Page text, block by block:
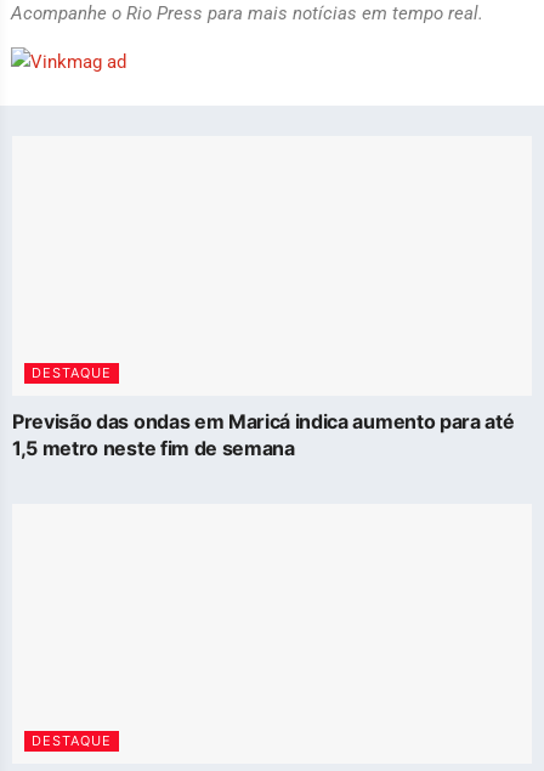
Acompanhe o Rio Press para mais notícias em tempo real.
DESTAQUE
Previsão das ondas em Maricá indica aumento para até
1,5 metro neste fim de semana
DESTAQUE